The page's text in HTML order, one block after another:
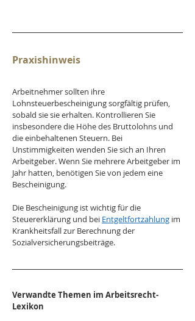
Praxishinweis
Arbeitnehmer sollten ihre
Lohnsteuerbescheinigung sorgfältig prüfen,
sobald sie sie erhalten. Kontrollieren Sie
insbesondere die Höhe des Bruttolohns und
die einbehaltenen Steuern. Bei
Unstimmigkeiten wenden Sie sich an Ihren
Arbeitgeber. Wenn Sie mehrere Arbeitgeber im
Jahr hatten, benötigen Sie von jedem eine
Bescheinigung.
Die Bescheinigung ist wichtig für die
Steuererklärung und bei Entgeltfortzahlung im
Krankheitsfall zur Berechnung der
Sozialversicherungsbeiträge.
Verwandte Themen im Arbeitsrecht-
Lexikon